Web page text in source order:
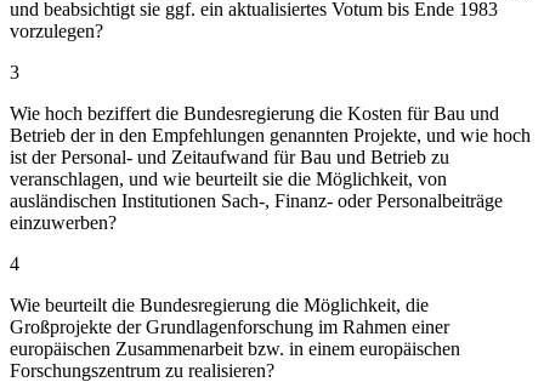
und beabsichtigt sie ggf. ein aktualisiertes Votum bis Ende 1983
vorzulegen?
3
Wie hoch beziffert die Bundesregierung die Kosten für Bau und
Betrieb der in den Empfehlungen genannten Projekte, und wie hoch
ist der Personal- und Zeitaufwand für Bau und Betrieb zu
veranschlagen, und wie beurteilt sie die Möglichkeit, von
ausländischen Institutionen Sach-, Finanz- oder Personalbeiträge
einzuwerben?
4
Wie beurteilt die Bundesregierung die Möglichkeit, die
Großprojekte der Grundlagenforschung im Rahmen einer
europäischen Zusammenarbeit bzw. in einem europäischen
Forschungszentrum zu realisieren?